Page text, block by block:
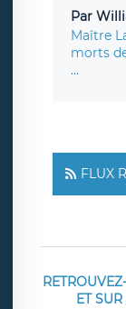
Par
Maître
morts
...
FLUX
ET